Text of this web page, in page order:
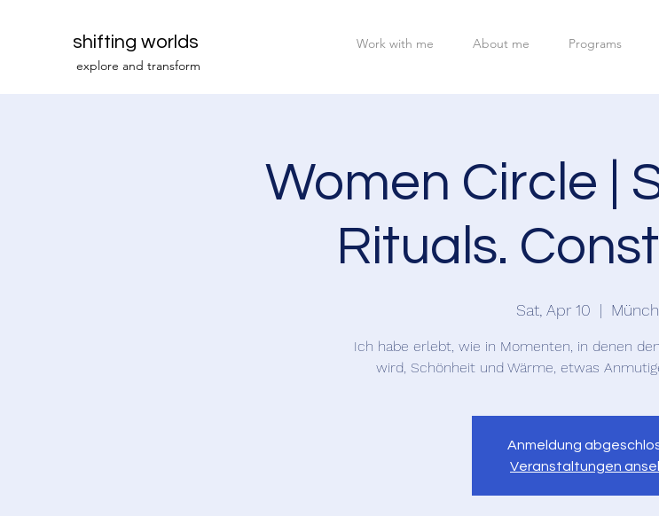
shifting worlds
explore and transform
Work with me About me Programs
Women Circle |
Rituals.
Sat, Apr 10
  |
Ich habe erlebt, wie in Momenten, in denen
wird, Schönheit und Wärme, etwas
Anmeldung
Veranstaltungen